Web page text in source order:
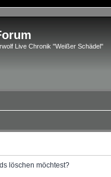
Live Chronik "Weißer Schädel"
löschen möchtest?